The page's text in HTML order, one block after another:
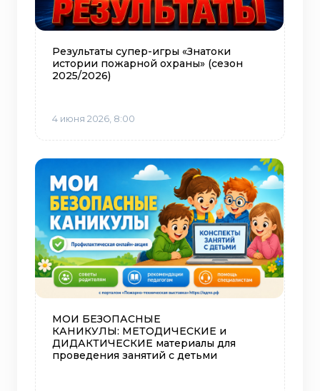
Результаты супер-игры «Знатоки
истории пожарной охраны» (сезон
2025/2026)
4 июня 2026, 8:00
МОИ БЕЗОПАСНЫЕ
КАНИКУЛЫ: МЕТОДИЧЕСКИЕ и
ДИДАКТИЧЕСКИЕ материалы для
проведения занятий с детьми